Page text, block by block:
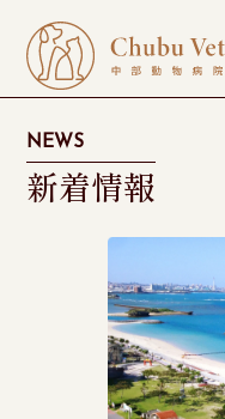
NEWS
新着情報